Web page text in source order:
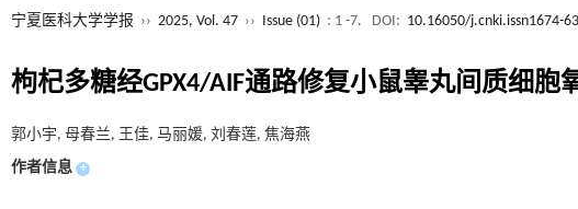
宁夏医科大学学报 ›› 2025, Vol. 47 ›› Issue (01) : 1 -7. DOI: 10.16050/j.cnki.issn1674-
枸杞多糖经GPX4/AIF通路修复小鼠睾丸间质细胞
郭小宇, 母春兰, 王佳, 马丽媛, 刘春莲, 焦海燕
作者信息 +